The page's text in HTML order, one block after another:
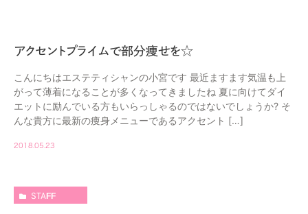
アクセントプライムで部分痩せを☆
こんにちはエステティシャンの小宮です 最近ますます気温も上
がって薄着になることが多くなってきましたね 夏に向けてダイ
エットに励んでいる方もいらっしゃるのではないでしょうか? そ
んな貴方に最新の痩身メニューであるアクセント […]
2018.05.23
STAFF